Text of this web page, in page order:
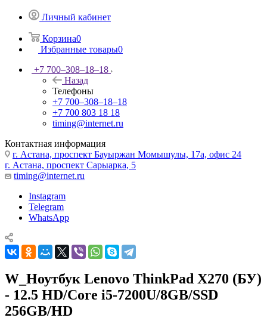
Личный кабинет
Корзина0
Избранные товары0
+7 700‒308‒18‒18
Назад
Телефоны
+7 700‒308‒18‒18
+7 700 803 18 18
timing@internet.ru
Контактная информация
г. Астана, проспект Бауыржан Момышулы, 17а, офис 24
г. Астана, проспект Сарыарка, 5
timing@internet.ru
Instagram
Telegram
WhatsApp
W_Ноутбук Lenovo ThinkPad X270 (БУ)
- 12.5 HD/Core i5-7200U/8GB/SSD
256GB/HD